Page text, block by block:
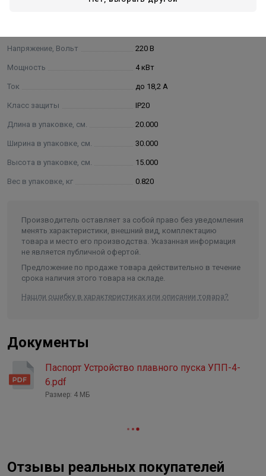
Характеристики
Напряжение, Вольт 220 В
Мощность 4 кВт
Ток до 18,2 А
Класс защиты IP20
Длина в упаковке, см. 20.000
Ширина в упаковке, см. 30.000
Высота в упаковке, см. 15.000
Вес в упаковке, кг 0.820
Производитель оставляет за собой право без уведомления
менять характеристики, внешний вид, комплектацию
товара и место его производства. Указанная информация
не является публичной офертой.
Предложение по продаже товара действительно в течение
срока наличия этого товара на складе.
Нашли ошибку в характеристиках или описании товара?
Документы
Паспорт Устройство плавного пуска УПП-4-
6.pdf
Размер: 4 МБ
Отзывы реальных покупателей